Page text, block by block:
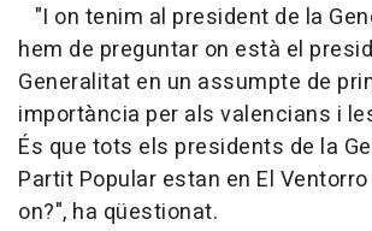
"I on tenim al president de la
hem de preguntar on està el
Generalitat en un assumpte de
importància per als valencians i
És que tots els presidents de la
Partit Popular estan en El
on?", ha qüestionat.